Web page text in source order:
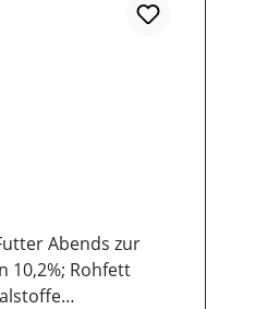
Abends zur
10,2%; Rohfett